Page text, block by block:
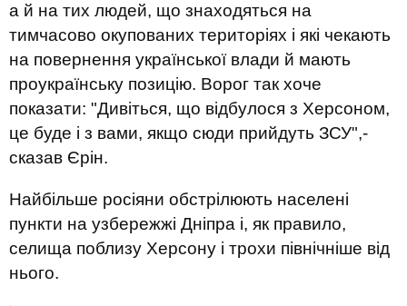
а й на тих людей, що знаходяться на
тимчасово окупованих територіях і які чекають
на повернення української влади й мають
проукраїнську позицію. Ворог так хоче
показати: "Дивіться, що відбулося з Херсоном,
це буде і з вами, якщо сюди прийдуть ЗСУ",-
сказав Єрін.
Найбільше росіяни обстрілюють населені
пункти на узбережжі Дніпра і, як правило,
селища поблизу Херсону і трохи північніше від
нього.